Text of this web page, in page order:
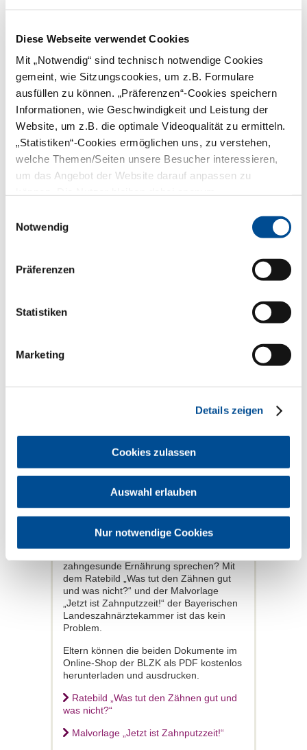
Diese Webseite verwendet Cookies
Mit „Notwendig“ sind technisch notwendige Cookies
gemeint, wie Sitzungscookies, um z.B. Formulare
ausfüllen zu können. „Präferenzen“-Cookies speichern
Informationen, wie Geschwindigkeit und Leistung der
Website, um z.B. die optimale Videoqualität zu ermitteln.
„Statistiken“-Cookies ermöglichen uns, zu verstehen,
welche Themen/Seiten unsere Besucher interessieren,
um das Angebot der Website darauf anpassen zu
Notwendig
Präferenzen
Statistiken
Marketing
Details zeigen
Cookies zulassen
Auswahl erlauben
Nur notwendige Cookies
wird Erwachsenenzahnpasta
Bis ins späte Grundschulalter sollten
Am besten lernen Kinder das
Zähneputzen nach der KAI-Methode:
Immer erst die Kauflächen, dann die
Außenflächen und zum Schluss die
Innenflächen reinigen – so wird keine
Zahnfläche vergessen.
Eine Vorsorgeuntersuchung in der
Zahnarztpraxis vereinbaren, sobald
die ersten Milchzähne da sind. So
gewöhnen sich Kinder an
regelmäßige Zahnarztbesuche.
Süßes nur im Anschluss an
Mit dem Ratebild und der Malvorlage
der BLZK können Eltern spielerisch und
ganz nebenbei mit ihren Kindern über
Mundhygiene und zahngesunde
Ernährung spielerisch lernen
Beim Spielen und Malen mit den Kindern
zahngesunde Ernährung sprechen? Mit
dem Ratebild „Was tut den Zähnen gut
und was nicht?“ und der Malvorlage
„Jetzt ist Zahnputzzeit!“ der Bayerischen
Landeszahnärztekammer ist das kein
Problem.
Eltern können die beiden Dokumente im
Online-Shop der BLZK als PDF kostenlos
herunterladen und ausdrucken.
Ratebild „Was tut den Zähnen gut und
was nicht?“
Malvorlage „Jetzt ist Zahnputzzeit!“